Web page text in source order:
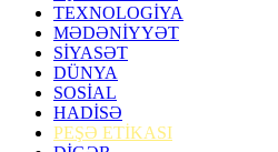
TEXNOLOGİYA
MƏDƏNİYYƏT
SİYASƏT
DÜNYA
SOSİAL
HADİSƏ
PEŞƏ ETİKASI